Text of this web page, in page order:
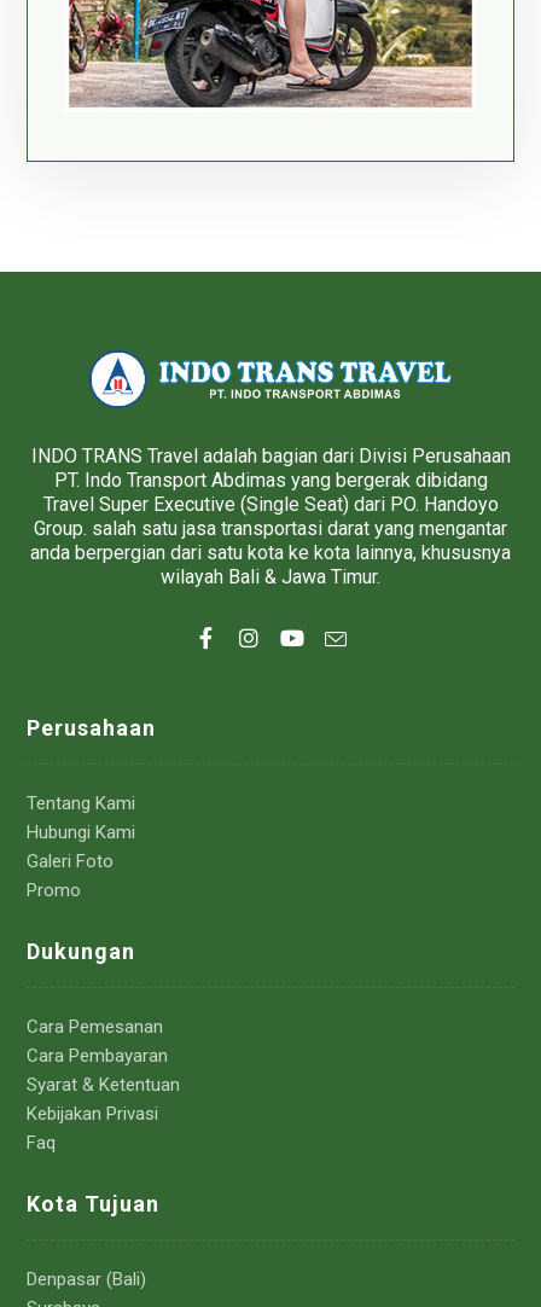
INDO TRANS Travel adalah bagian dari Divisi Perusahaan
PT. Indo Transport Abdimas yang bergerak dibidang
Travel Super Executive (Single Seat) dari PO. Handoyo
Group. salah satu jasa transportasi darat yang mengantar
anda berpergian dari satu kota ke kota lainnya, khususnya
wilayah Bali & Jawa Timur.
Perusahaan
Tentang Kami
Hubungi Kami
Galeri Foto
Promo
Dukungan
Cara Pemesanan
Cara Pembayaran
Syarat & Ketentuan
Kebijakan Privasi
Faq
Kota Tujuan
Denpasar (Bali)